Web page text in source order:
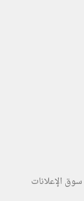
الإعلانات